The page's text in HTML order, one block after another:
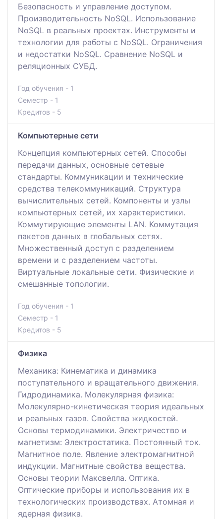
Безопасность и управление доступом.
Производительность NoSQL. Использование
NoSQL в реальных проектах. Инструменты и
технологии для работы с NoSQL. Ограничения
и недостатки NoSQL. Сравнение NoSQL и
реляционных СУБД.
Год обучения - 1
Семестр - 1
Кредитов - 5
Компьютерные сети
Концепция компьютерных сетей. Способы
передачи данных, основные сетевые
стандарты. Коммуникации и технические
средства телекоммуникаций. Структура
вычислительных сетей. Компоненты и узлы
компьютерных сетей, их характеристики.
Коммутирующие элементы LAN. Коммутация
пакетов данных в глобальных сетях.
Множественный доступ с разделением
времени и с разделением частоты.
Виртуальные локальные сети. Физические и
смешанные топологии.
Год обучения - 1
Семестр - 1
Кредитов - 5
Физика
Механика: Кинематика и динамика
поступательного и вращательного движения.
Гидродинамика. Молекулярная физика:
Молекулярно-кинетическая теория идеальных
и реальных газов. Свойства жидкостей.
Основы термодинамики. Электричество и
магнетизм: Электростатика. Постоянный ток.
Магнитное поле. Явление электромагнитной
индукции. Магнитные свойства вещества.
Основы теории Максвелла. Оптика.
Оптические приборы и использования их в
технологических производствах. Атомная и
ядерная физика.